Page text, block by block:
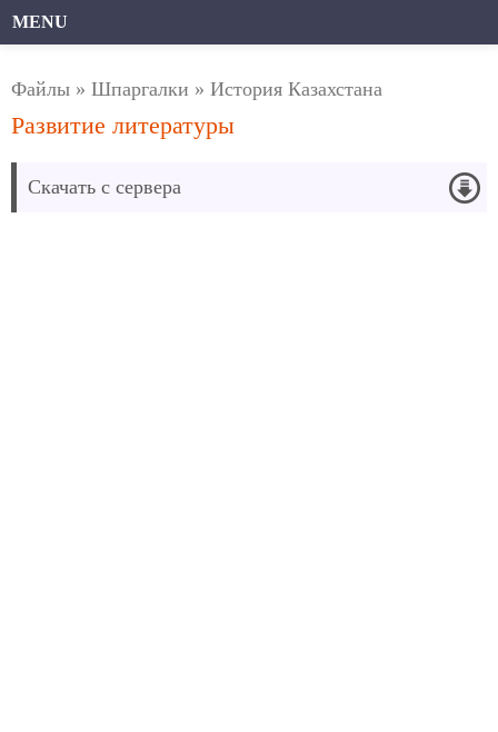
MENU
Файлы » Шпаргалки » История Казахстана
Развитие литературы
Скачать с сервера